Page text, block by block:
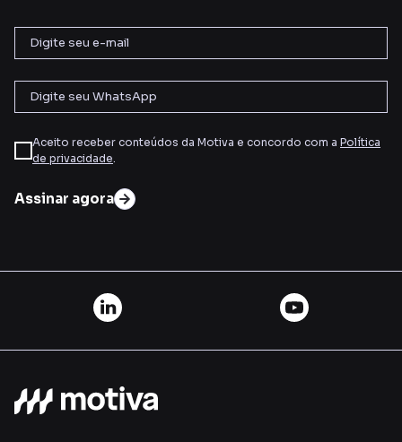
Aceito receber conteúdos da Motiva e concordo com a Política
de privacidade
Assinar agora